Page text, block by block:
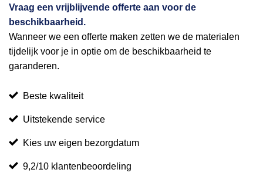
Vraag een vrijblijvende offerte aan voor de
beschikbaarheid.
Wanneer we een offerte maken zetten we de materialen
tijdelijk voor je in optie om de beschikbaarheid te
garanderen.
Beste kwaliteit
Uitstekende service
Kies uw eigen bezorgdatum
9,2/10 klantenbeoordeling